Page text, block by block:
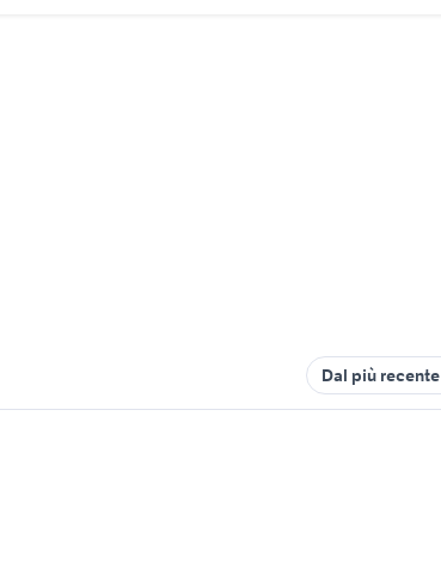
Dal più recente